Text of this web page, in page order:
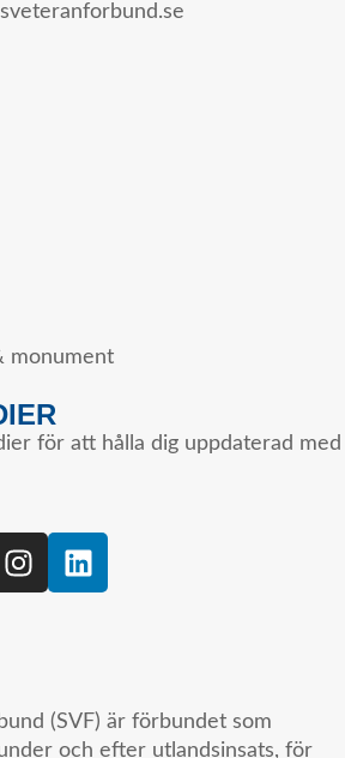
monument
för att hålla dig uppdaterad med
(SVF) är förbundet som
och efter utlandsinsats, för